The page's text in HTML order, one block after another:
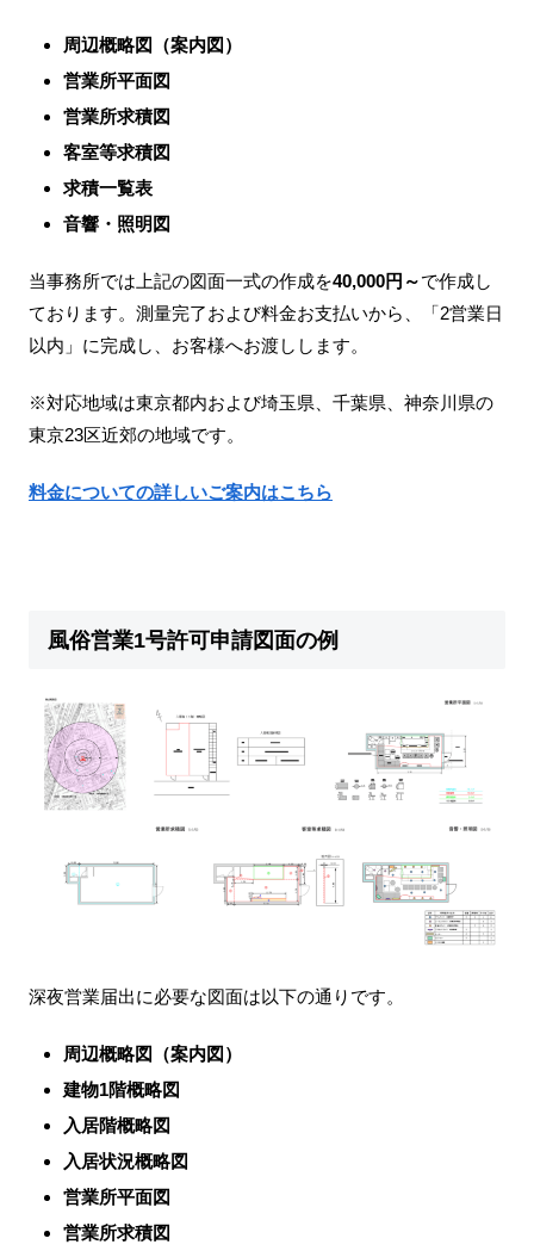
周辺概略図（案内図）
営業所平面図
営業所求積図
客室等求積図
求積一覧表
音響・照明図
当事務所では上記の図面一式の作成を40,000円～で作成し
ております。測量完了および料金お支払いから、「2営業日
以内」に完成し、お客様へお渡しします。
※対応地域は東京都内および埼玉県、千葉県、神奈川県の
東京23区近郊の地域です。
料金についての詳しいご案内はこちら
風俗営業1号許可申請図面の例
深夜営業届出に必要な図面は以下の通りです。
周辺概略図（案内図）
建物1階概略図
入居階概略図
入居状況概略図
営業所平面図
営業所求積図